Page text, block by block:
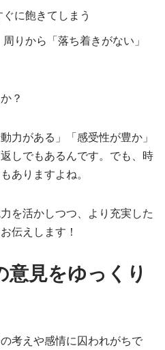
に飽きてしまう
りから「落ち着きがない」
？
力がある」「感受性が豊か」
しでもあるんです。でも、時
ありますよね。
を活かしつつ、より充実した
伝えします！
意見をゆっくり
考えや感情に囚われがちで